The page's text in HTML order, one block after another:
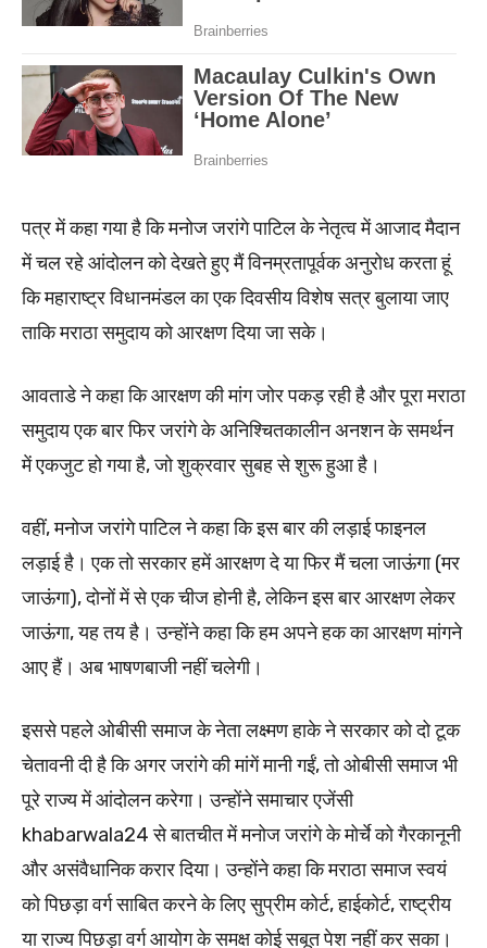
पत्र में कहा गया है कि मनोज जरांगे पाटिल के नेतृत्व में आजाद मैदान
में चल रहे आंदोलन को देखते हुए मैं विनम्रतापूर्वक अनुरोध करता हूं
कि महाराष्ट्र विधानमंडल का एक दिवसीय विशेष सत्र बुलाया जाए
ताकि मराठा समुदाय को आरक्षण दिया जा सके।
आवताडे ने कहा कि आरक्षण की मांग जोर पकड़ रही है और पूरा मराठा
समुदाय एक बार फिर जरांगे के अनिश्चितकालीन अनशन के समर्थन
में एकजुट हो गया है, जो शुक्रवार सुबह से शुरू हुआ है।
वहीं, मनोज जरांगे पाटिल ने कहा कि इस बार की लड़ाई फाइनल
लड़ाई है। एक तो सरकार हमें आरक्षण दे या फिर मैं चला जाऊंगा (मर
जाऊंगा), दोनों में से एक चीज होनी है, लेकिन इस बार आरक्षण लेकर
जाऊंगा, यह तय है। उन्होंने कहा कि हम अपने हक का आरक्षण मांगने
आए हैं। अब भाषणबाजी नहीं चलेगी।
इससे पहले ओबीसी समाज के नेता लक्ष्मण हाके ने सरकार को दो टूक
चेतावनी दी है कि अगर जरांगे की मांगें मानी गईं, तो ओबीसी समाज भी
पूरे राज्य में आंदोलन करेगा। उन्होंने समाचार एजेंसी
khabarwala24 से बातचीत में मनोज जरांगे के मोर्चे को गैरकानूनी
और असंवैधानिक करार दिया। उन्होंने कहा कि मराठा समाज स्वयं
को पिछड़ा वर्ग साबित करने के लिए सुप्रीम कोर्ट, हाईकोर्ट, राष्ट्रीय
या राज्य पिछड़ा वर्ग आयोग के समक्ष कोई सबूत पेश नहीं कर सका।